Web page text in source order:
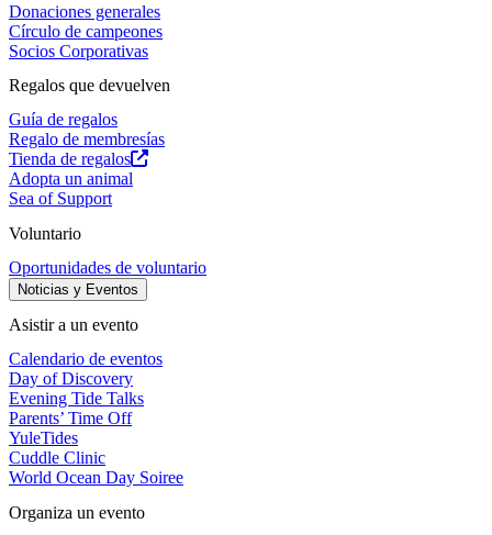
Donaciones generales
Círculo de campeones
Socios Corporativas
Regalos que devuelven
Guía de regalos
Regalo de membresías
Tienda de regalos
Adopta un animal
Sea of Support
Voluntario
Oportunidades de voluntario
Noticias y Eventos
Asistir a un evento
Calendario de eventos
Day of Discovery
Evening Tide Talks
Parents’ Time Off
YuleTides
Cuddle Clinic
World Ocean Day Soiree
Organiza un evento